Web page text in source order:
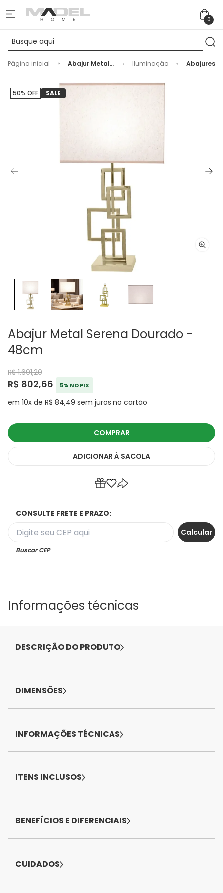
0
Página inicial
Abajur Metal
48cm
Iluminação Abajures
Abajur Metal Serena Dourado -
48cm
R$ 1.691,20
R$ 802,66 5% NO PIX
em 10x de R$ 84,49 sem juros no cartão
50% OFF SALE
COMPRAR
ADICIONAR À SACOLA
CONSULTE FRETE E PRAZO:
Buscar CEP
Informações técnicas
DESCRIÇÃO DO PRODUTO
DIMENSÕES
INFORMAÇÕES TÉCNICAS
ITENS INCLUSOS
BENEFÍCIOS E DIFERENCIAIS
CUIDADOS